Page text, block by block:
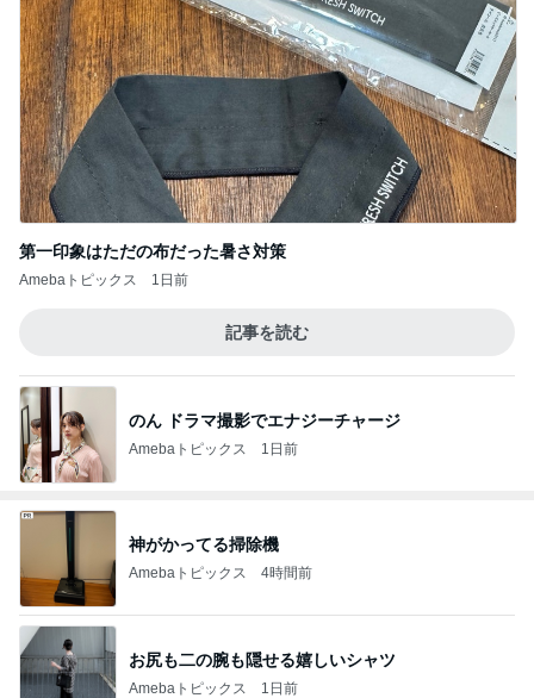
第一印象はただの布だった暑さ対策
Amebaトピックス 1日前
記事を読む
のん ドラマ撮影でエナジーチャージ
Amebaトピックス 1日前
神がかってる掃除機
Amebaトピックス 4時間前
お尻も二の腕も隠せる嬉しいシャツ
Amebaトピックス 1日前